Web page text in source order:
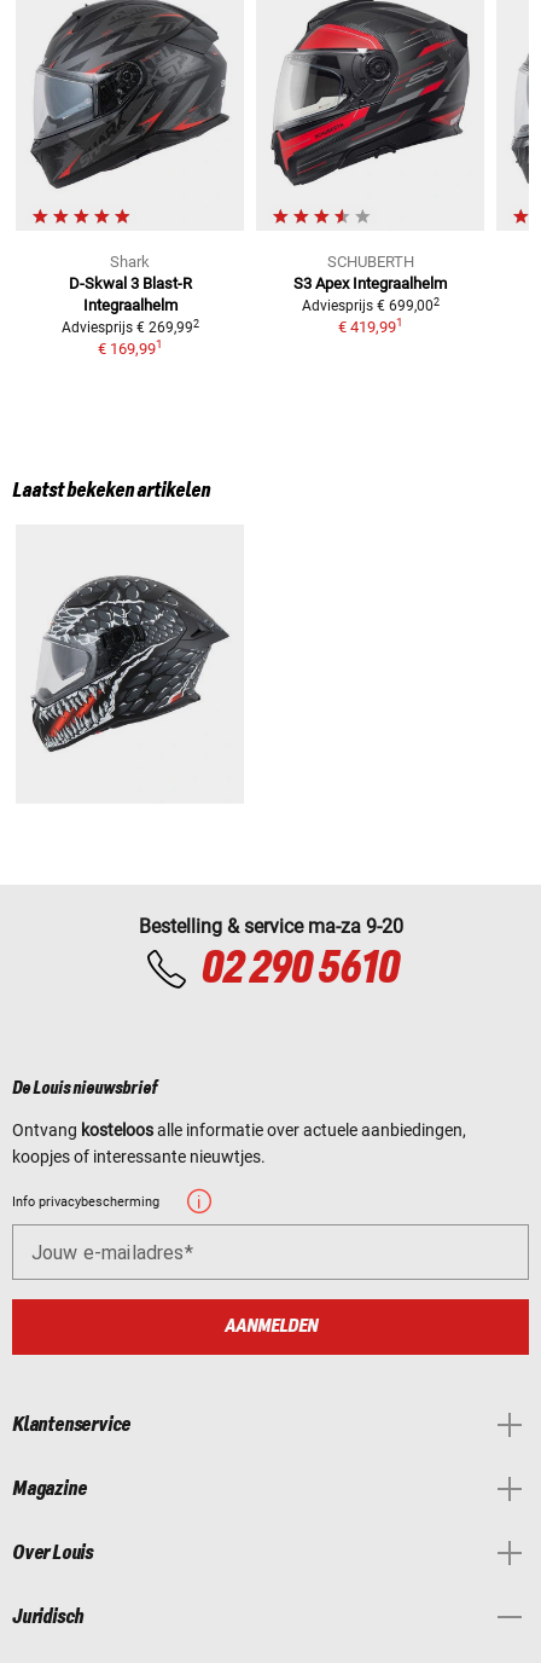
Shark
D-Skwal 3 Blast-R
Integraalhelm
Adviesprijs € 269,992
€ 169,991
SCHUBERTH
S3 Apex Integraalhelm
Adviesprijs € 699,002
€ 419,991
Laatst bekeken artikelen
Bestelling & service ma-za 9-20
02 290 5610
De Louis nieuwsbrief
Ontvang kosteloosalle informatie over actuele aanbiedingen,
koopjes of interessante nieuwtjes.
Info privacybescherming
Jouw e-mailadres
AANMELDEN
Klantenservice
Magazine
Over Louis
Juridisch